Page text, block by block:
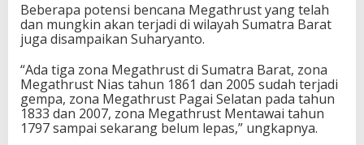
Beberapa potensi bencana Megathrust yang telah
dan mungkin akan terjadi di wilayah Sumatra Barat
juga disampaikan Suharyanto.
“Ada tiga zona Megathrust di Sumatra Barat, zona
Megathrust Nias tahun 1861 dan 2005 sudah terjadi
gempa, zona Megathrust Pagai Selatan pada tahun
1833 dan 2007, zona Megathrust Mentawai tahun
1797 sampai sekarang belum lepas,” ungkapnya.